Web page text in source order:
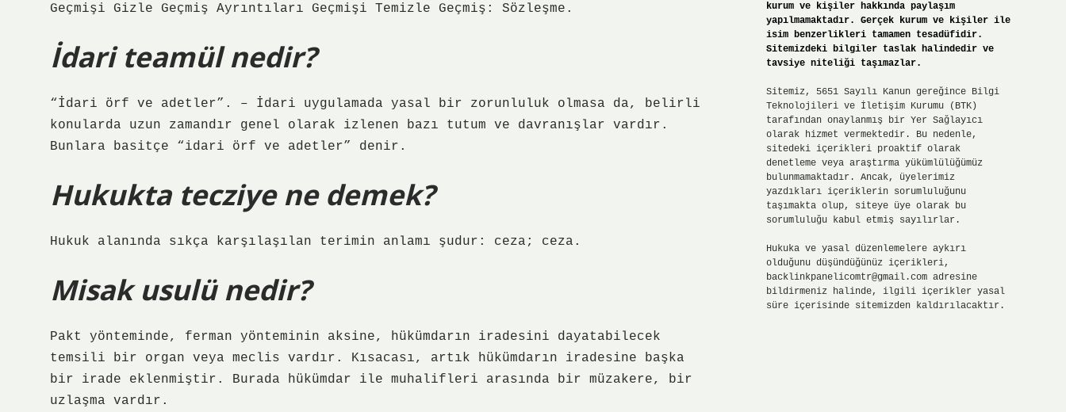
Geçmişi Gizle Geçmiş Ayrıntıları Geçmişi Temizle Geçmiş: Sözleşme.
İdari teamül nedir?
“İdari örf ve adetler”. – İdari uygulamada yasal bir zorunluluk olmasa da, belirli
konularda uzun zamandır genel olarak izlenen bazı tutum ve davranışlar vardır.
Bunlara basitçe “idari örf ve adetler” denir.
Hukukta tecziye ne demek?
Hukuk alanında sıkça karşılaşılan terimin anlamı şudur: ceza; ceza.
Misak usulü nedir?
Pakt yönteminde, ferman yönteminin aksine, hükümdarın iradesini dayatabilecek
temsili bir organ veya meclis vardır. Kısacası, artık hükümdarın iradesine başka
bir irade eklenmiştir. Burada hükümdar ile muhalifleri arasında bir müzakere, bir
uzlaşma vardır.
kurum ve kişiler hakkında paylaşım
yapılmamaktadır. Gerçek kurum ve kişiler ile
isim benzerlikleri tamamen tesadüfidir.
Sitemizdeki bilgiler taslak halindedir ve
tavsiye niteliği taşımazlar.
Sitemiz, 5651 Sayılı Kanun gereğince Bilgi
Teknolojileri ve İletişim Kurumu (BTK)
tarafından onaylanmış bir Yer Sağlayıcı
olarak hizmet vermektedir. Bu nedenle,
sitedeki içerikleri proaktif olarak
denetleme veya araştırma yükümlülüğümüz
bulunmamaktadır. Ancak, üyelerimiz
yazdıkları içeriklerin sorumluluğunu
taşımakta olup, siteye üye olarak bu
sorumluluğu kabul etmiş sayılırlar.
Hukuka ve yasal düzenlemelere aykırı
olduğunu düşündüğünüz içerikleri,
backlinkpanelicomtr@gmail.comadresine
bildirmeniz halinde, ilgili içerikler yasal
süre içerisinde sitemizden kaldırılacaktır.